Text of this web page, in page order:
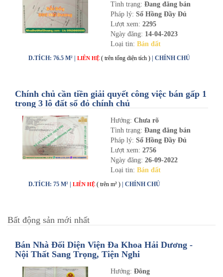
Tình trạng: Đang đăng bán
Pháp lý: Sổ Hồng Đầy Đủ
Lượt xem: 2295
Ngày đăng: 14-04-2023
Loại tin: Bán đất
D.TÍCH: 76.5 M² | LIÊN HỆ ( trên tổng diện tích ) | CHÍNH CHỦ
Chính chủ cần tiền giải quyết công việc bán gấp 1
trong 3 lô đất sổ đỏ chính chủ
Hướng: Chưa rõ
Tình trạng: Đang đăng bán
Pháp lý: Sổ Hồng Đầy Đủ
Lượt xem: 2756
Ngày đăng: 26-09-2022
Loại tin: Bán đất
D.TÍCH: 75 M² | LIÊN HỆ ( trên m² ) | CHÍNH CHỦ
Bất động sản mới nhất
Bán Nhà Đối Diện Viện Đa Khoa Hải Dương -
Nội Thất Sang Trọng, Tiện Nghi
Hướng: Đông